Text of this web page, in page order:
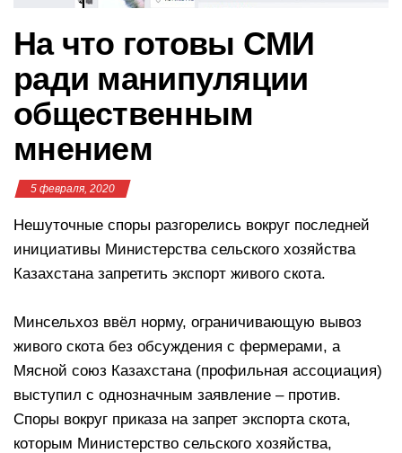
На что готовы СМИ
ради манипуляции
общественным
мнением
5 февраля, 2020
Нешуточные споры разгорелись вокруг последней
инициативы Министерства сельского хозяйства
Казахстана запретить экспорт живого скота.
Минсельхоз ввёл норму, ограничивающую вывоз
живого скота без обсуждения с фермерами, а
Мясной союз Казахстана (профильная ассоциация)
выступил с однозначным заявление – против.
Споры вокруг приказа на запрет экспорта скота,
которым Министерство сельского хозяйства,